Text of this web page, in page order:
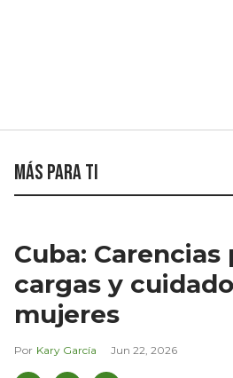
Más para ti
Cuba:
cargas y
mujeres
Kary García Jun 22, 2026